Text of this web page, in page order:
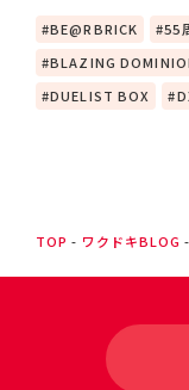
BE@RBRICK 55
BLAZING
DUELIST BOX
TOP ワクドキBLOG